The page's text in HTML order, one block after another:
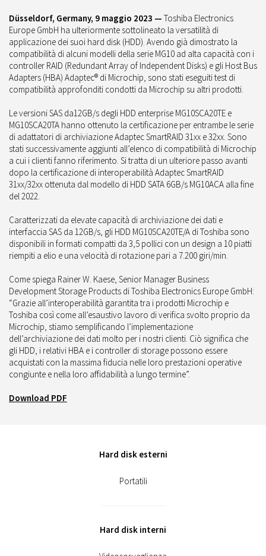
Düsseldorf, Germany, 9 maggio 2023 — Toshiba Electronics
Europe GmbH ha ulteriormente sottolineato la versatilità di
applicazione dei suoi hard disk (HDD). Avendo già dimostrato la
compatibilità di alcuni modelli della serie MG10 ad alta capacità con i
controller RAID (Redundant Array of Independent Disks) e gli Host Bus
Adapters (HBA) Adaptec® di Microchip, sono stati eseguiti test di
compatibilità approfonditi condotti da Microchip su altri prodotti.
Le versioni SAS da12GB/s degli HDD enterprise MG10SCA20TE e
MG10SCA20TA hanno ottenuto la certificazione per entrambe le serie
di adattatori di archiviazione Adaptec SmartRAID 31xx e 32xx. Sono
stati successivamente aggiunti all’elenco di compatibilità di Microchip
a cui i clienti fanno riferimento. Si tratta di un ulteriore passo avanti
dopo la certificazione di interoperabilità Adaptec SmartRAID
31xx/32xx ottenuta dal modello di HDD SATA 6GB/s MG10ACA alla fine
del 2022.
Caratterizzati da elevate capacità di archiviazione dei dati e
interfaccia SAS da 12GB/s, gli HDD MG10SCA20TE/A di Toshiba sono
disponibili in formati compatti da 3,5 pollici con un design a 10 piatti
riempiti a elio e una velocità di rotazione pari a 7.200 giri/min.
Come spiega Rainer W. Kaese, Senior Manager Business
Development Storage Products di Toshiba Electronics Europe GmbH:
“Grazie all’interoperabilità garantita tra i prodotti Microchip e
Toshiba così come all’esaustivo lavoro di verifica svolto proprio da
Microchip, stiamo semplificando l’implementazione
dell’archiviazione dei dati molto per i nostri clienti. Ciò significa che
gli HDD, i relativi HBA e i controller di storage possono essere
acquistati con la massima fiducia nelle loro prestazioni operative
congiunte e nella loro affidabilità a lungo termine”.
Download PDF
Hard disk esterni
Portatili
Hard disk interni